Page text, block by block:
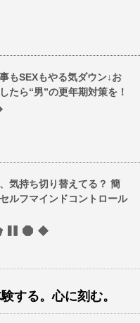
もSEXもやる気ダウン↓お
たら“男”の更年期対策を！
気持ち切り替えてる？ 簡
ルフマインドコントロール
する。心に刻む。